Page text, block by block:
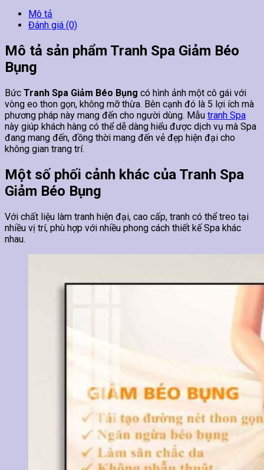
Mô tả
Đánh giá (0)
Mô tả sản phẩm Tranh Spa Giảm Béo
Bụng
Bức Tranh Spa Giảm Béo Bụng có hình ảnh một cô gái với
vòng eo thon gọn, không mỡ thừa. Bên cạnh đó là 5 lợi ích mà
phương pháp này mang đến cho người dùng. Mẫu tranh Spa
này giúp khách hàng có thể dễ dàng hiểu được dịch vụ mà Spa
đang mang đến, đồng thời mang đến vẻ đẹp hiện đại cho
không gian trang trí.
Một số phối cảnh khác của Tranh Spa
Giảm Béo Bụng
Với chất liệu làm tranh hiện đại, cao cấp, tranh có thể treo tại
nhiều vị trí, phù hợp với nhiều phong cách thiết kế Spa khác
nhau.